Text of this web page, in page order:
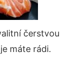
čerstvou
máte rádi.